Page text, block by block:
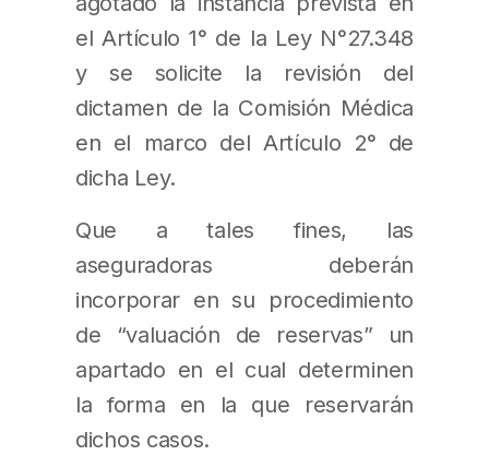
el Artículo 1° de la Ley N°27.348
y se solicite la revisión del
dictamen de la Comisión Médica
en el marco del Artículo 2° de
dicha Ley.
Que a tales fines, las
aseguradoras deberán
incorporar en su procedimiento
de “valuación de reservas” un
apartado en el cual determinen
la forma en la que reservarán
dichos casos.